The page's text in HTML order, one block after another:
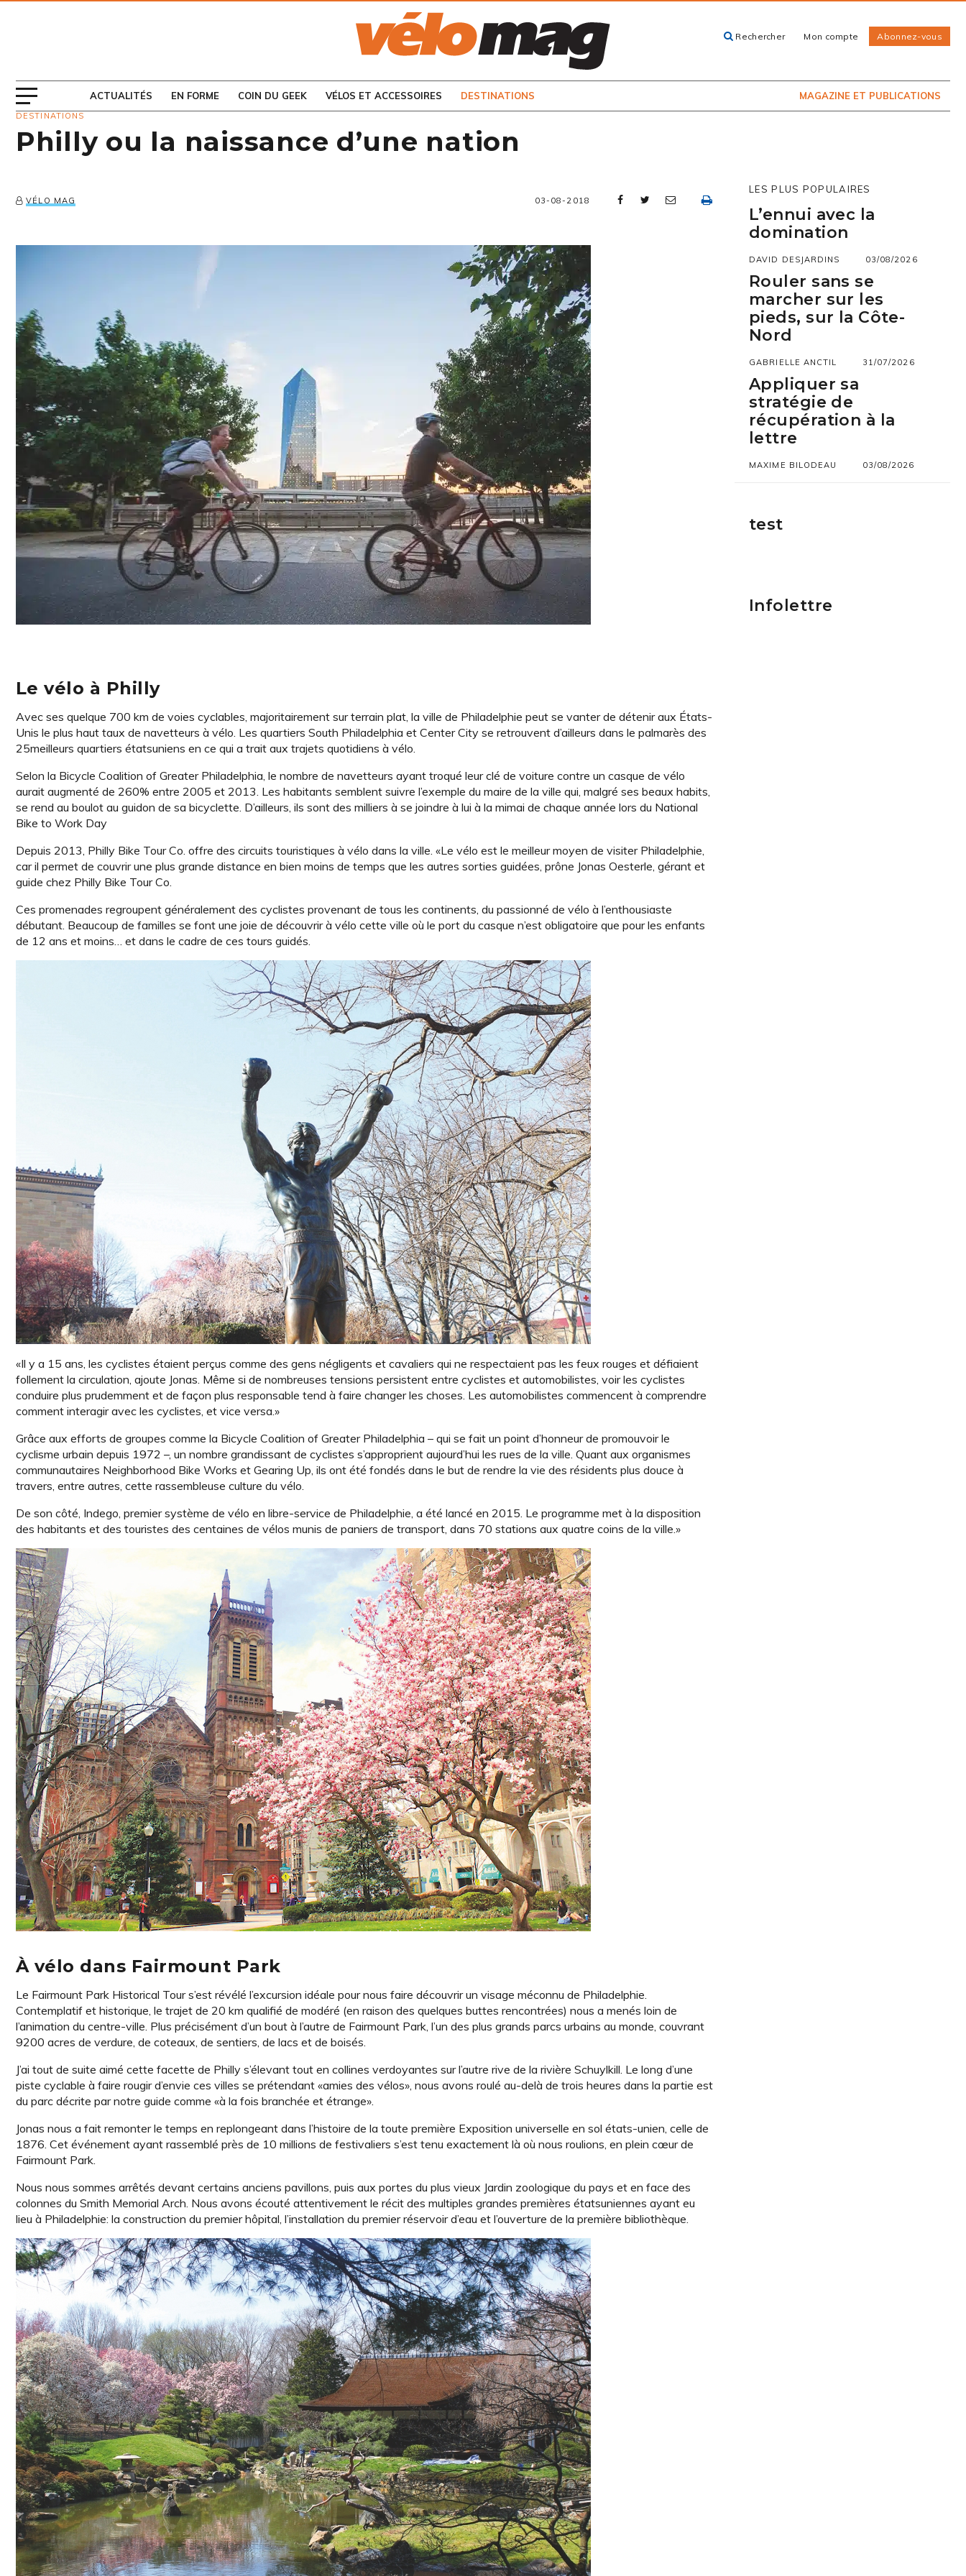
Rechercher Mon compte Abonnez-vous
ACTUALITÉS EN FORME COIN DU GEEK VÉLOS ET ACCESSOIRES DESTINATIONS MAGAZINE ET PUBLICATIONS
CONSULTEZ LES
EN KIOSQUE
DESTINATIONS
Philly ou la naissance d’une nation
VÉLO MAG 03-08-2018
Le vélo à Philly
Avec ses quelque 700 km de voies cyclables, majoritairement sur terrain plat, la ville de Philadelphie peut se vanter de détenir aux États-
Unis le plus haut taux de navetteurs à vélo. Les quartiers South Philadelphia et Center City se retrouvent d’ailleurs dans le palmarès des
25meilleurs quartiers étatsuniens en ce qui a trait aux trajets quotidiens à vélo.
Selon la Bicycle Coalition of Greater Philadelphia, le nombre de navetteurs ayant troqué leur clé de voiture contre un casque de vélo
aurait augmenté de 260% entre 2005 et 2013. Les habitants semblent suivre l’exemple du maire de la ville qui, malgré ses beaux habits,
se rend au boulot au guidon de sa bicyclette. D’ailleurs, ils sont des milliers à se joindre à lui à la mimai de chaque année lors du National
Bike to Work Day
Depuis 2013, Philly Bike Tour Co. offre des circuits touristiques à vélo dans la ville. «Le vélo est le meilleur moyen de visiter Philadelphie,
car il permet de couvrir une plus grande distance en bien moins de temps que les autres sorties guidées, prône Jonas Oesterle, gérant et
guide chez Philly Bike Tour Co.
Ces promenades regroupent généralement des cyclistes provenant de tous les continents, du passionné de vélo à l’enthousiaste
débutant. Beaucoup de familles se font une joie de découvrir à vélo cette ville où le port du casque n’est obligatoire que pour les enfants
de 12 ans et moins… et dans le cadre de ces tours guidés.
«Il y a 15 ans, les cyclistes étaient perçus comme des gens négligents et cavaliers qui ne respectaient pas les feux rouges et défiaient
follement la circulation, ajoute Jonas. Même si de nombreuses tensions persistent entre cyclistes et automobilistes, voir les cyclistes
conduire plus prudemment et de façon plus responsable tend à faire changer les choses. Les automobilistes commencent à comprendre
comment interagir avec les cyclistes, et vice versa.»
Grâce aux efforts de groupes comme la Bicycle Coalition of Greater Philadelphia – qui se fait un point d’honneur de promouvoir le
cyclisme urbain depuis 1972 –, un nombre grandissant de cyclistes s’approprient aujourd’hui les rues de la ville. Quant aux organismes
communautaires Neighborhood Bike Works et Gearing Up, ils ont été fondés dans le but de rendre la vie des résidents plus douce à
travers, entre autres, cette rassembleuse culture du vélo.
De son côté, Indego, premier système de vélo en libre-service de Philadelphie, a été lancé en 2015. Le programme met à la disposition
des habitants et des touristes des centaines de vélos munis de paniers de transport, dans 70 stations aux quatre coins de la ville.»
À vélo dans Fairmount Park
Le Fairmount Park Historical Tour s’est révélé l’excursion idéale pour nous faire découvrir un visage méconnu de Philadelphie.
Contemplatif et historique, le trajet de 20 km qualifié de modéré (en raison des quelques buttes rencontrées) nous a menés loin de
l’animation du centre-ville. Plus précisément d’un bout à l’autre de Fairmount Park, l’un des plus grands parcs urbains au monde, couvrant
9200 acres de verdure, de coteaux, de sentiers, de lacs et de boisés.
J’ai tout de suite aimé cette facette de Philly s’élevant tout en collines verdoyantes sur l’autre rive de la rivière Schuylkill. Le long d’une
piste cyclable à faire rougir d’envie ces villes se prétendant «amies des vélos», nous avons roulé au-delà de trois heures dans la partie est
du parc décrite par notre guide comme «à la fois branchée et étrange».
Jonas nous a fait remonter le temps en replongeant dans l’histoire de la toute première Exposition universelle en sol états-unien, celle de
1876. Cet événement ayant rassemblé près de 10 millions de festivaliers s’est tenu exactement là où nous roulions, en plein cœur de
Fairmount Park.
Nous nous sommes arrêtés devant certains anciens pavillons, puis aux portes du plus vieux Jardin zoologique du pays et en face des
colonnes du Smith Memorial Arch. Nous avons écouté attentivement le récit des multiples grandes premières étatsuniennes ayant eu
lieu à Philadelphie: la construction du premier hôpital, l’installation du premier réservoir d’eau et l’ouverture de la première bibliothèque.
LES PLUS POPULAIRES
L’ennui avec la
domination
DAVID DESJARDINS 03/08/2026
Rouler sans se
marcher sur les
pieds, sur la Côte-
Nord
GABRIELLE ANCTIL 31/07/2026
Appliquer sa
stratégie de
récupération à la
lettre
MAXIME BILODEAU 03/08/2026
test
Infolettre